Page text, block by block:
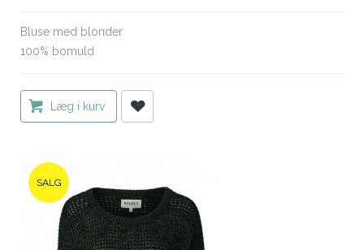
Bluse med blonder
100% bomuld
Læg i kurv
SALG